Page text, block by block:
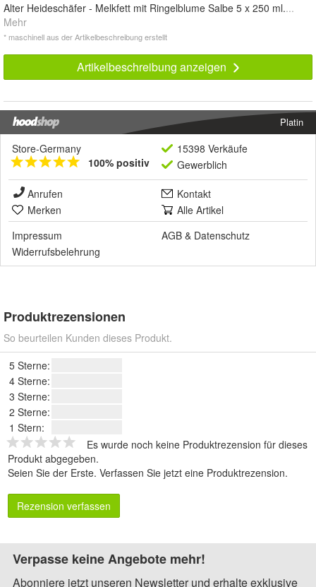
Alter Heideschäfer - Melkfett mit Ringelblume Salbe 5 x 250 ml....
Mehr
* maschinell aus der Artikelbeschreibung erstellt
Artikelbeschreibung anzeigen
Platin
Store-Germany
100% positiv
15398 Verkäufe
Gewerblich
Anrufen
Kontakt
Merken
Alle Artikel
Impressum
AGB & Datenschutz
Widerrufsbelehrung
Produktrezensionen
So beurteilen Kunden dieses Produkt.
5 Sterne:
4 Sterne:
3 Sterne:
2 Sterne:
1 Stern:
Es wurde noch keine Produktrezension für dieses
Produkt abgegeben.
Seien Sie der Erste. Verfassen Sie jetzt eine Produktrezension.
Rezension verfassen
Verpasse keine Angebote mehr!
Abonniere jetzt unseren Newsletter und erhalte exklusive